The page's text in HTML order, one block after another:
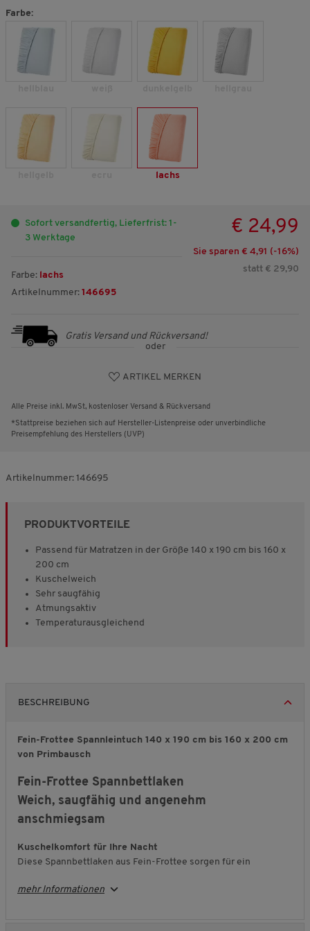
Farbe:
lachs
Sofort versandfertig, Lieferfrist: 1-
3 Werktage
Farbe: lachs
Artikelnummer: 146695
€ 24,99
Sie sparen € 4,91 (-16%)
statt € 29,90
Gratis Versand und Rückversand!
oder
ARTIKEL MERKEN
Alle Preise inkl. MwSt, kostenloser Versand & Rückversand
*Stattpreise beziehen sich auf Hersteller-Listenpreise oder unverbindliche
Preisempfehlung des Herstellers (UVP)
Artikelnummer: 146695
PRODUKTVORTEILE
Passend für Matratzen in der Größe 140 x 190 cm bis 160 x
200 cm
Kuschelweich
Sehr saugfähig
Atmungsaktiv
Temperaturausgleichend
BESCHREIBUNG
Fein-Frottee Spannleintuch 140 x 190 cm bis 160 x 200 cm
von Primbausch
Fein-Frottee Spannbettlaken
Weich, saugfähig und angenehm
anschmiegsam
Kuschelkomfort für Ihre Nacht
Diese Spannbettlaken aus Fein-Frottee sorgen für ein
Schlingenqualität aus feinem Baumwollgarn ist weich,
mehr Informationen